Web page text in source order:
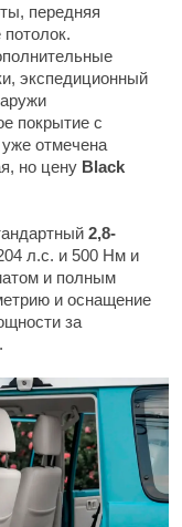
передняя
экспедиционный
покрытие с
отмечена
но цену Black
2,8-
л.с. и 500 Нм и
и полным
и оснащение
за